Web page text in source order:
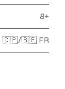
8+
🇨🇵/🇧🇪 FR